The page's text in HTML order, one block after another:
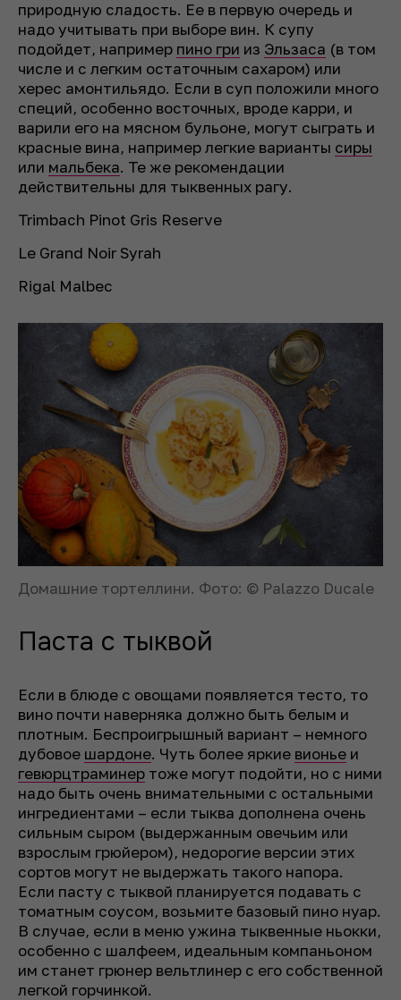
природную сладость. Ее в первую очередь и
надо учитывать при выборе вин. К супу
подойдет, например пино гри из Эльзаса (в том
числе и с легким остаточным сахаром) или
херес амонтильядо. Если в суп положили много
специй, особенно восточных, вроде карри, и
варили его на мясном бульоне, могут сыграть и
красные вина, например легкие варианты сиры
или мальбека. Те же рекомендации
действительны для тыквенных рагу.
Trimbach Pinot Gris Reserve
Le Grand Noir Syrah
Rigal Malbec
Домашние тортеллини. Фото: © Palazzo Ducale
Паста с тыквой
Если в блюде с овощами появляется тесто, то
вино почти наверняка должно быть белым и
плотным. Беспроигрышный вариант – немного
дубовое шардоне. Чуть более яркие вионье и
гевюрцтраминер тоже могут подойти, но с ними
надо быть очень внимательными с остальными
ингредиентами – если тыква дополнена очень
сильным сыром (выдержанным овечьим или
взрослым грюйером), недорогие версии этих
сортов могут не выдержать такого напора.
Если пасту с тыквой планируется подавать с
томатным соусом, возьмите базовый пино нуар.
В случае, если в меню ужина тыквенные ньокки,
особенно с шалфеем, идеальным компаньоном
им станет грюнер вельтлинер с его собственной
легкой горчинкой.